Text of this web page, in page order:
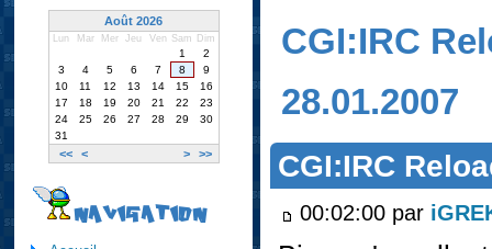
CGI:IRC
28.01.2007
CGI:IRC
00:02:00 par
Août 2026
Lun Mar Mer Jeu Ven Sam Dim
<< < > >>
1
2
3
4 5 6 7 8
9
10
11 12 13 14 15
16
17
18 19 20 21 22
23
24
25 26 27 28 29
30
31
NAVIGATION